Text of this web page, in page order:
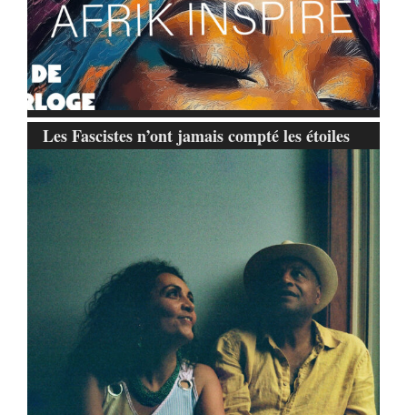
Les Fascistes n’ont jamais compté les étoiles